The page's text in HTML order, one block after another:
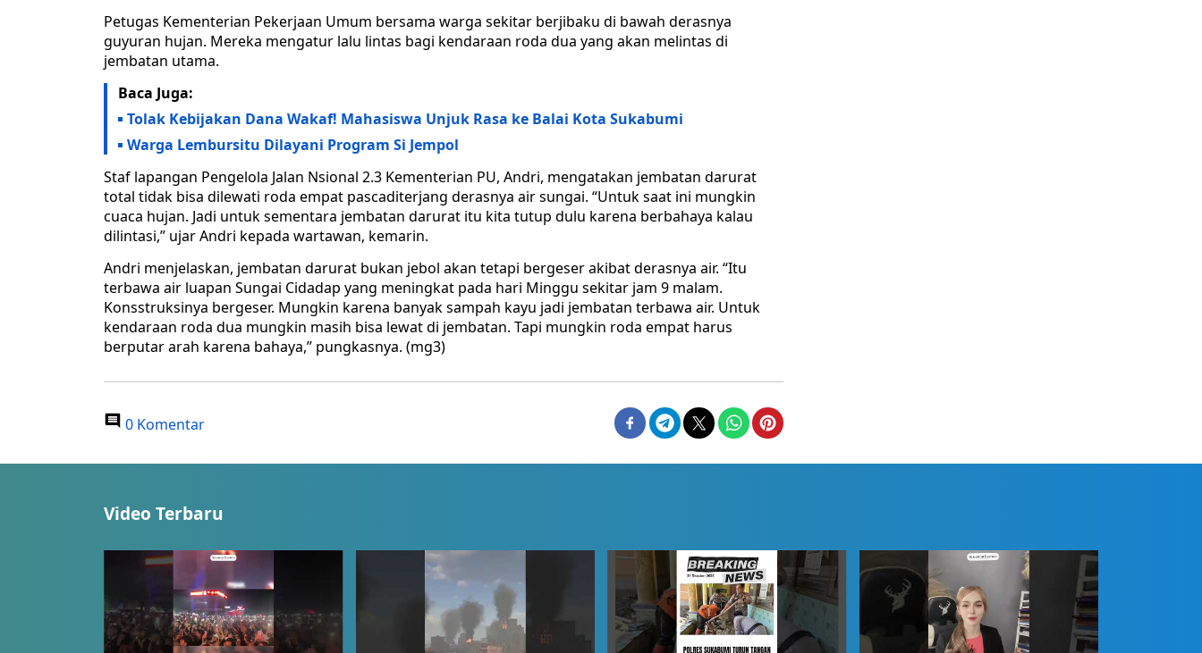
Petugas Kementerian Pekerjaan Umum bersama warga sekitar berjibaku di bawah derasnya
guyuran hujan. Mereka mengatur lalu lintas bagi kendaraan roda dua yang akan melintas di
jembatan utama.
Baca Juga:
Tolak Kebijakan Dana Wakaf! Mahasiswa Unjuk Rasa ke Balai Kota Sukabumi
Warga Lembursitu Dilayani Program Si Jempol
Staf lapangan Pengelola Jalan Nsional 2.3 Kementerian PU, Andri, mengatakan jembatan darurat
total tidak bisa dilewati roda empat pascaditerjang derasnya air sungai. “Untuk saat ini mungkin
cuaca hujan. Jadi untuk sementara jembatan darurat itu kita tutup dulu karena berbahaya kalau
dilintasi,” ujar Andri kepada wartawan, kemarin.
Andri menjelaskan, jembatan darurat bukan jebol akan tetapi bergeser akibat derasnya air. “Itu
terbawa air luapan Sungai Cidadap yang meningkat pada hari Minggu sekitar jam 9 malam.
Konsstruksinya bergeser. Mungkin karena banyak sampah kayu jadi jembatan terbawa air. Untuk
kendaraan roda dua mungkin masih bisa lewat di jembatan. Tapi mungkin roda empat harus
berputar arah karena bahaya,” pungkasnya. (mg3)
0 Komentar
Video Terbaru